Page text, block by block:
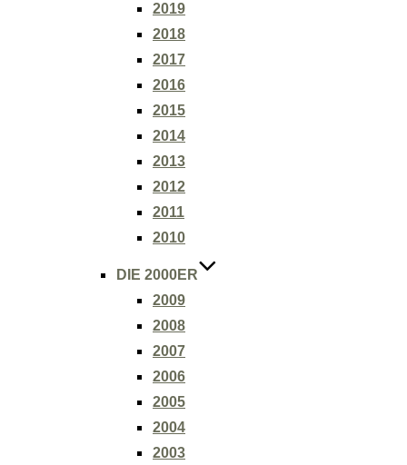
2019
2018
2017
2016
2015
2014
2013
2012
2011
2010
DIE 2000ER
2009
2008
2007
2006
2005
2004
2003